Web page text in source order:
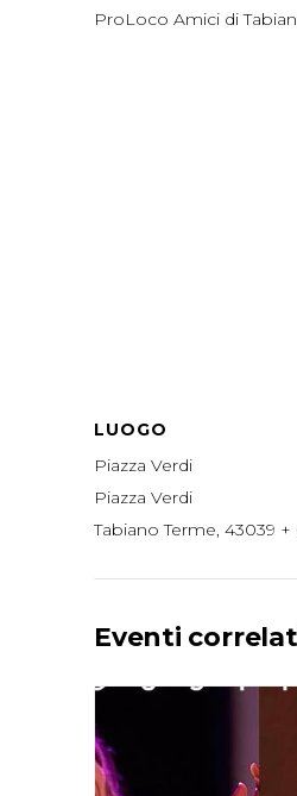
ProLoco Amici di
LUOGO
Piazza Verdi
Piazza Verdi
Tabiano Terme 43039 +
Eventi